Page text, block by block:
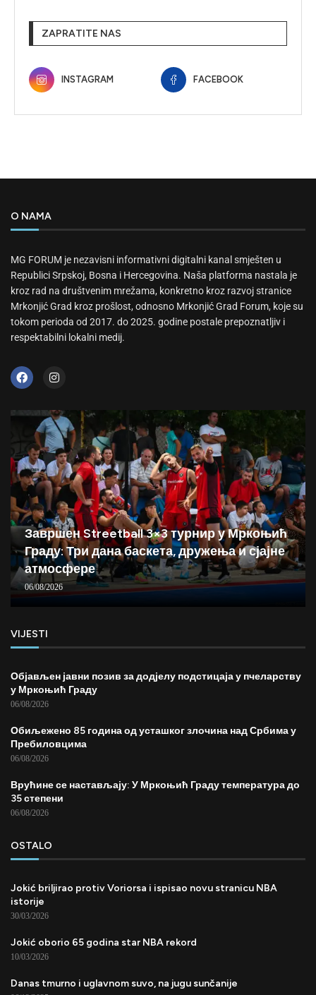
ZAPRATITE NAS
INSTAGRAM FACEBOOK
O NAMA
MG FORUM je nezavisni informativni digitalni kanal smješten u
Republici Srpskoj, Bosna i Hercegovina. Naša platforma nastala je
kroz rad na društvenim mrežama, konkretno kroz razvoj stranice
Mrkonjić Grad kroz prošlost, odnosno Mrkonjić Grad Forum, koje su
tokom perioda od 2017. do 2025. godine postale prepoznatljiv i
respektabilni lokalni medij.
Завршен Streetball 3×3 турнир у Мркоњић
Граду: Три дана баскета, дружења и сјајне
атмосфере
06/08/2026
VIJESTI
Објављен јавни позив за додјелу подстицаја у пчеларству
у Мркоњић Граду
06/08/2026
Обиљежено 85 година од усташког злочина над Србима у
Пребиловцима
06/08/2026
Врућине се настављају: У Мркоњић Граду температура до
35 степени
06/08/2026
OSTALO
Jokić briljirao protiv Voriorsa i ispisao novu stranicu NBA
istorije
30/03/2026
Jokić oborio 65 godina star NBA rekord
10/03/2026
Danas tmurno i uglavnom suvo, na jugu sunčanije